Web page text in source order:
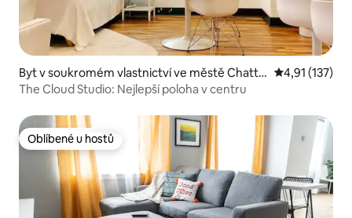
Byt v soukromém vlastnictví ve městě Chatta
nooga
Průměrné
4,91 (137)
The Cloud Studio: Nejlepší poloha v centru
Oblíbené u hostů
Oblíbené u hostů